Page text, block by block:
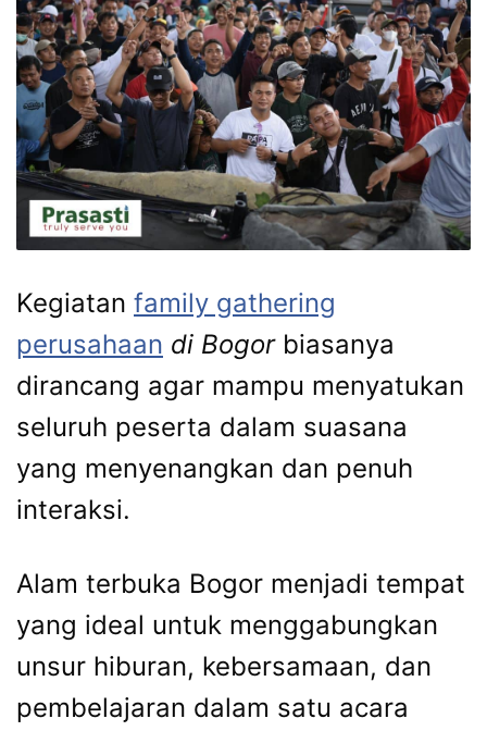
Kegiatan family gathering
perusahaan di Bogorbiasanya
dirancang agar mampu menyatukan
seluruh peserta dalam suasana
yang menyenangkan dan penuh
interaksi.
Alam terbuka Bogor menjadi tempat
yang ideal untuk menggabungkan
unsur hiburan, kebersamaan, dan
pembelajaran dalam satu acara